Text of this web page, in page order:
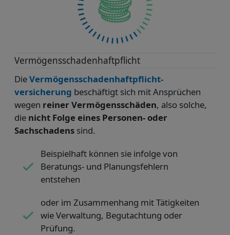
Vermögensschaden­haftpflicht
DieVermögensschaden­haftpflicht­
versicherung beschäftigt sich mit Ansprüchen
wegen reiner Vermögensschäden, also solche,
die nicht Folge eines Personen- oder
Sachschadens sind.
Beispielhaft können sie infolge von
Beratungs- und Planungsfehlern
entstehen
oder im Zusammenhang mit Tätigkeiten
wie Verwaltung, Begutachtung oder
Prüfung.